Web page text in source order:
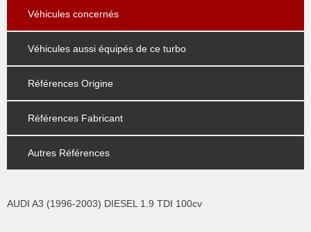
Véhicules concernés
Véhicules aussi équipés de ce turbo
Références Origine
Références Fabricant
Autres Références
AUDI A3 (1996-2003) DIESEL 1.9 TDI 100cv